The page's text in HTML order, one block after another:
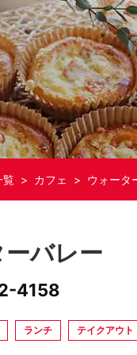
覧 > カフェ > ウォータ
バレー
4158
ランチ テイクアウト